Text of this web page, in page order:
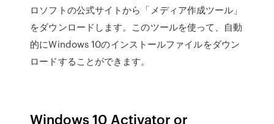
ロソフトの公式サイトから「メディア作成ツール」
をダウンロードします。このツールを使って、自動
的にWindows 10のインストールファイルをダウン
ロードすることができます。
Windows 10 Activator or